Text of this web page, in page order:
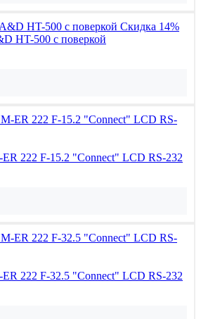
Скидка 14%
HT-500 с поверкой
222 F-15.2 "Connect" LCD RS-232
222 F-32.5 "Connect" LCD RS-232